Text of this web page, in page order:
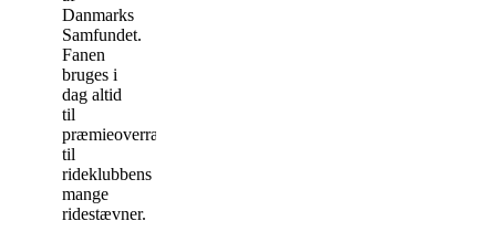
Danmarks
Samfundet.
Fanen
bruges i
dag altid
til
præmieoverrækkelse
til
rideklubbens
mange
ridestævner.